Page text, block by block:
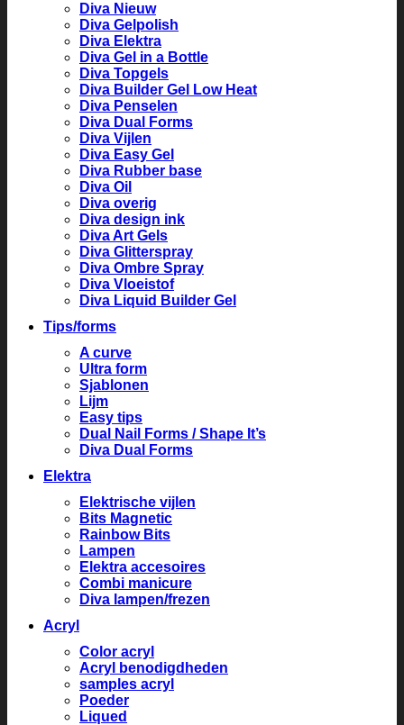
Diva Nieuw
Diva Gelpolish
Diva Elektra
Diva Gel in a Bottle
Diva Topgels
Diva Builder Gel Low Heat
Diva Penselen
Diva Dual Forms
Diva Vijlen
Diva Easy Gel
Diva Rubber base
Diva Oil
Diva overig
Diva design ink
Diva Art Gels
Diva Glitterspray
Diva Ombre Spray
Diva Vloeistof
Diva Liquid Builder Gel
Tips/forms
A curve
Ultra form
Sjablonen
Lijm
Easy tips
Dual Nail Forms / Shape It’s
Diva Dual Forms
Elektra
Elektrische vijlen
Bits Magnetic
Rainbow Bits
Lampen
Elektra accesoires
Combi manicure
Diva lampen/frezen
Acryl
Color acryl
Acryl benodigdheden
samples acryl
Poeder
Liqued